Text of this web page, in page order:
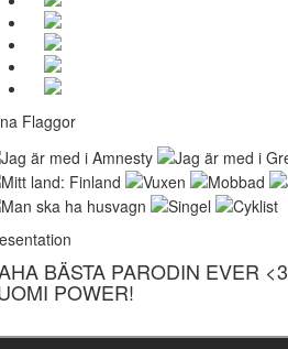
Flaggor
BÄSTA PARODIN EVER <3
POWER!